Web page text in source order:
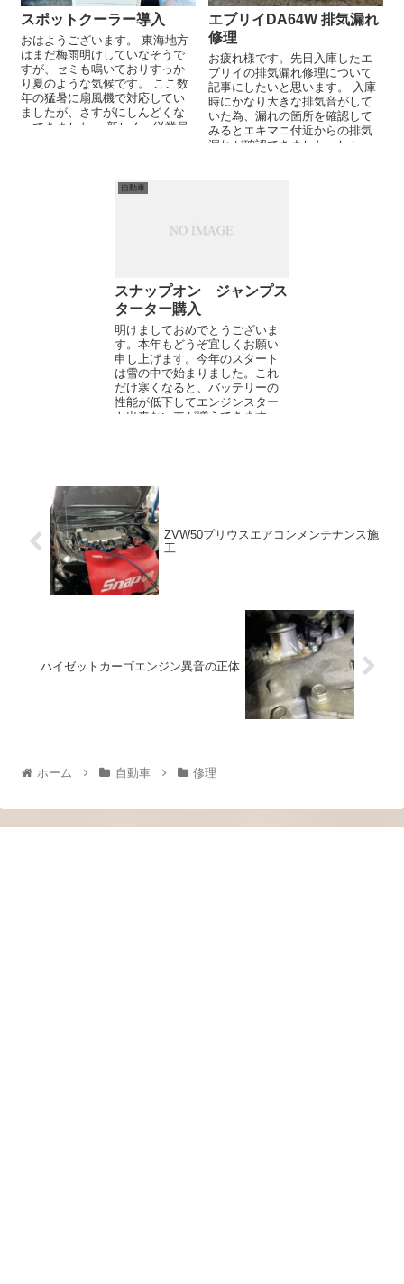
スポットクーラー導入
おはようございます。 東海地方
はまだ梅雨明けしていなそうで
すが、セミも鳴いておりすっか
り夏のような気候です。 ここ数
年の猛暑に扇風機で対応してい
ましたが、さすがにしんどくな
ってきました。 新しく、従業員
エブリイDA64W 排気漏れ
修理
お疲れ様です。先日入庫したエ
ブリイの排気漏れ修理について
記事にしたいと思います。 入庫
時にかなり大きな排気音がして
いた為、漏れの箇所を確認して
みるとエキマニ付近からの排気
漏れが確認できました。しか
自動車
スナップオン ジャンプス
ターター購入
明けましておめでとうございま
す。本年もどうぞ宜しくお願い
申し上げます。今年のスタート
は雪の中で始まりました。これ
だけ寒くなると、バッテリーの
性能が低下してエンジンスター
ト出来ない車が増えてきます。
ZVW50プリウスエアコンメンテナンス施
工
ハイゼットカーゴエンジン異音の正体
ホーム 自動車 修理